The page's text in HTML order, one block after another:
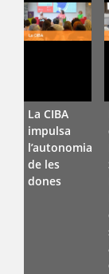
La CIBA
impulsa
l’autonomia
de les
dones